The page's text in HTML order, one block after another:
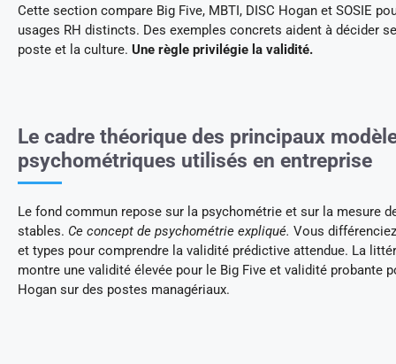
Cette section compare Big Five, MBTI, DISC Hogan et SOSIE
usages RH distincts. Des exemples concrets aident à décider
poste et la culture. Une règle privilégie la validité.
Le cadre théorique des principaux
psychométriques utilisés en entreprise
Le fond commun repose sur la psychométrie et sur la mesure
stables. Ce concept de psychométrie expliqué. Vous
et types pour comprendre la validité prédictive attendue. La
montre une validité élevée pour le Big Five et validité probante
Hogan sur des postes managériaux.